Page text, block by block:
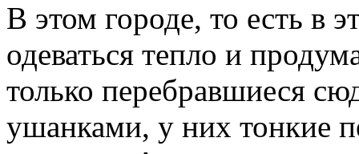
В этом городе, то есть в
одеваться тепло и
только перебравшиеся
ушанками, у них тонкие